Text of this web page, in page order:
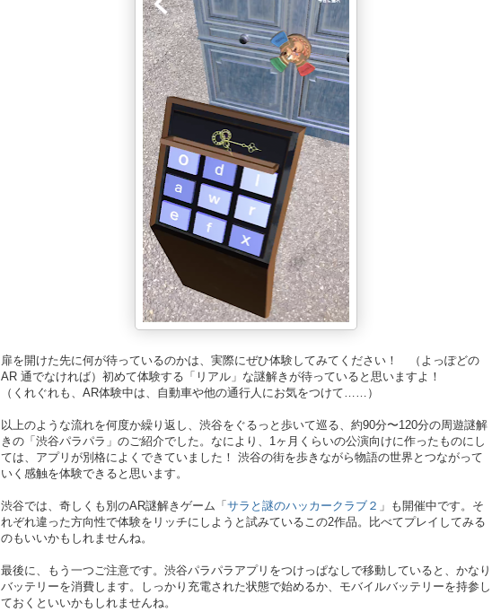
扉を開けた先に何が待っているのかは、実際にぜひ体験してみてください！ （よっぽどの
AR 通でなければ）初めて体験する「リアル」な謎解きが待っていると思いますよ！
（くれぐれも、AR体験中は、自動車や他の通行人にお気をつけて……）
以上のような流れを何度か繰り返し、渋谷をぐるっと歩いて巡る、約90分〜120分の周遊謎解
きの「渋谷パラパラ」のご紹介でした。なにより、1ヶ月くらいの公演向けに作ったものにし
ては、アプリが別格によくできていました！ 渋谷の街を歩きながら物語の世界とつながって
いく感触を体験できると思います。
渋谷では、奇しくも別のAR謎解きゲーム「サラと謎のハッカークラブ２ 」も開催中です。そ
れぞれ違った方向性で体験をリッチにしようと試みているこの2作品。比べてプレイしてみる
のもいいかもしれませんね。
最後に、もう一つご注意です。渋谷パラパラアプリをつけっぱなしで移動していると、かなり
バッテリーを消費します。しっかり充電された状態で始めるか、モバイルバッテリーを持参し
ておくといいかもしれませんね。